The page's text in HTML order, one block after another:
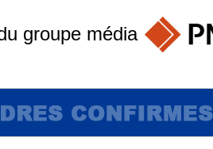
groupe média